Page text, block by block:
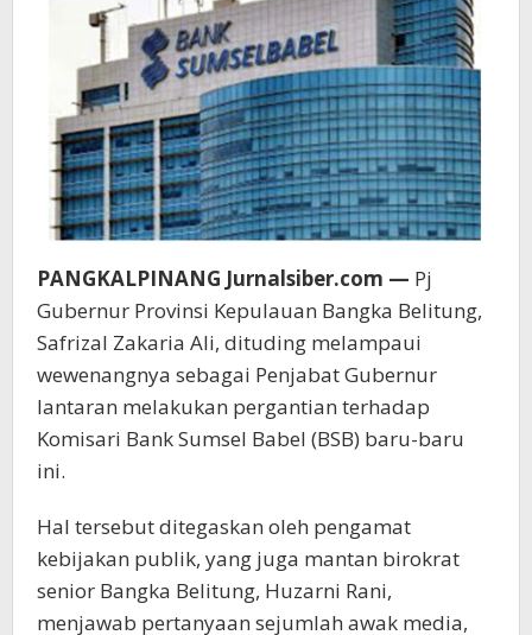
Gubernur
PANGKALPINANG Jurnalsiber.com — Pj
Gubernur Provinsi Kepulauan Bangka Belitung,
Safrizal Zakaria Ali, dituding melampaui
wewenangnya sebagai Penjabat Gubernur
lantaran melakukan pergantian terhadap
Komisari Bank Sumsel Babel (BSB) baru-baru
ini.
Hal tersebut ditegaskan oleh pengamat
kebijakan publik, yang juga mantan birokrat
senior Bangka Belitung, Huzarni Rani,
menjawab pertanyaan sejumlah awak media,